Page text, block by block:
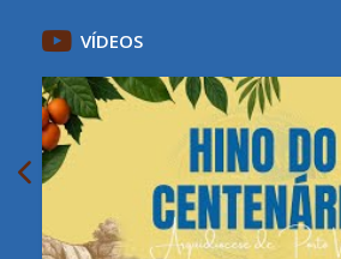
VÍDEOS